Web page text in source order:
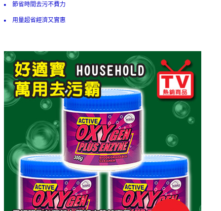
節省時間去污不費力
用量超省經濟又實惠